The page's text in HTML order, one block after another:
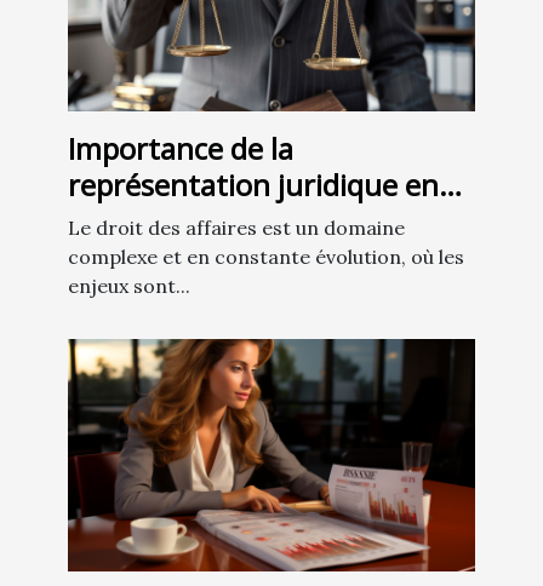
Importance de la
représentation juridique en
droit des affaires
Le droit des affaires est un domaine
complexe et en constante évolution, où les
enjeux sont...